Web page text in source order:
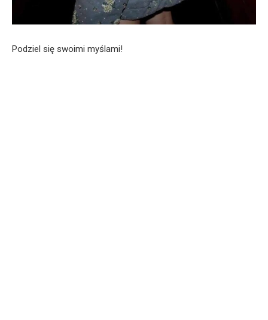
Podziel się swoimi myślami!